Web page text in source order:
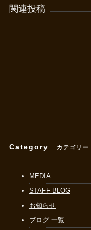
関連投稿
Category カテゴリー
MEDIA
STAFF BLOG
お知らせ
ブログ 一覧